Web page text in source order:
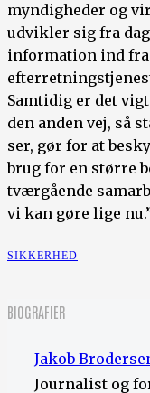
myndigheder og
udvikler sig fra
information ind fra
Samtidig er det
den anden vej, så
ser, gør for at
brug for en større
tværgående
vi kan gøre lige
SIKKERHED
BIOGRAFIER
Jakob
Journalist og